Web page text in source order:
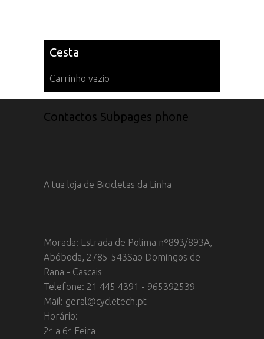
Cesta
Carrinho vazio
Contactos Subpages phone
A tua loja de Bicicletas da Linha
Morada: Estrada de Polima nº893/893A,
Abóboda, 2785-543São Domingos de
Rana - Cascais
Telefone: 21 445 4391 - 965392539
Mail: geral@cycletech.pt
Horário:
2ª a 6ª Feira